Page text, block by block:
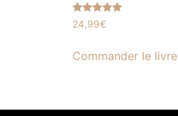
Note
5.00
24,99€
Commander le livre